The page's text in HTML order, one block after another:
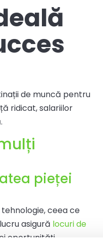
de muncă pentru
ridicat, salariilor
pieței
ceea ce
asigură locuri de
oportunități.